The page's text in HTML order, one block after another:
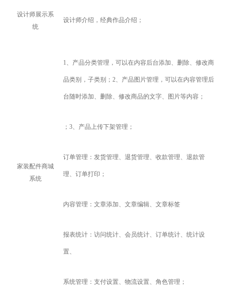
设计师展示系
统
设计师介绍，经典作品介绍 ；
家装配件商城
系统
1、产品分类管理，可以在内容后台添加、删除、修改商
品类别，子类别；2、产品图片管理，可以在内容管理后
台随时添加、删除、修改商品的文字、图片等内容；
；3、产品上传下架管理；
订单管理：发货管理、退货管理、收款管理、退款管
理、订单打印；
内容管理：文章添加、文章编辑、文章标签
报表统计：访问统计、会员统计、订单统计、统计设
置、
系统管理：支付设置、物流设置、角色管理；